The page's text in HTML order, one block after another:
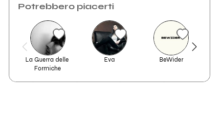
Potrebbero piacerti
La Guerra delle
Formiche
Eva BeWider